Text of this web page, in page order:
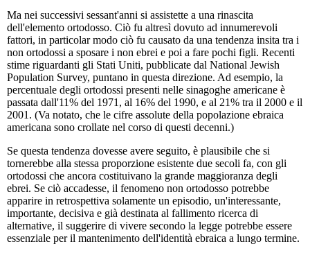
Ma nei successivi sessant'anni si assistette a una rinascita
dell'elemento ortodosso. Ciò fu altresì dovuto ad innumerevoli
fattori, in particolar modo ciò fu causato da una tendenza insita tra i
non ortodossi a sposare i non ebrei e poi a fare pochi figli. Recenti
stime riguardanti gli Stati Uniti, pubblicate dal National Jewish
Population Survey, puntano in questa direzione. Ad esempio, la
percentuale degli ortodossi presenti nelle sinagoghe americane è
passata dall'11% del 1971, al 16% del 1990, e al 21% tra il 2000 e il
2001. (Va notato, che le cifre assolute della popolazione ebraica
americana sono crollate nel corso di questi decenni.)
Se questa tendenza dovesse avere seguito, è plausibile che si
tornerebbe alla stessa proporzione esistente due secoli fa, con gli
ortodossi che ancora costituivano la grande maggioranza degli
ebrei. Se ciò accadesse, il fenomeno non ortodosso potrebbe
apparire in retrospettiva solamente un episodio, un'interessante,
importante, decisiva e già destinata al fallimento ricerca di
alternative, il suggerire di vivere secondo la legge potrebbe essere
essenziale per il mantenimento dell'identità ebraica a lungo termine.